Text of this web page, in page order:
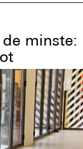
de minste: